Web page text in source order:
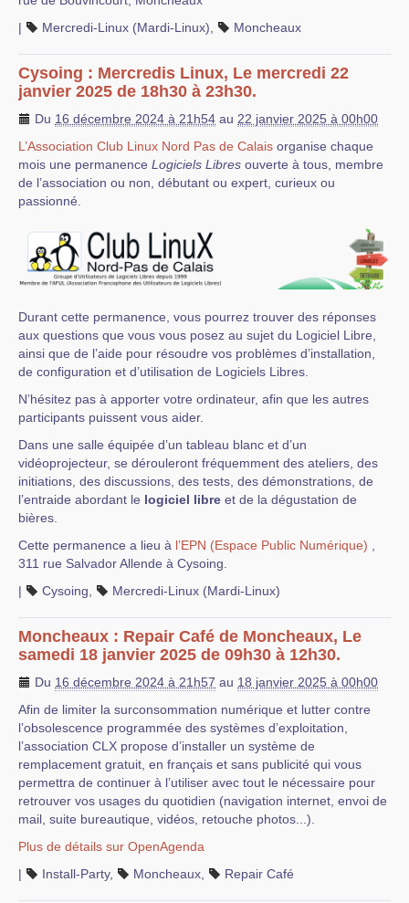
|
Mercredi-Linux (Mardi-Linux) Moncheaux
Cysoing : Mercredis Linux, Le mercredi 22
janvier 2025 de 18h30 à 23h30.
Du 16 décembre 2024 à 21h54 au 22 janvier 2025 à 00h00
L’Association Club Linux Nord Pas de Calais organise chaque
mois une permanence Logiciels Libres ouverte à tous, membre
de l’association ou non, débutant ou expert, curieux ou
passionné.
Durant cette permanence, vous pourrez trouver des réponses
aux questions que vous vous posez au sujet du Logiciel Libre,
ainsi que de l’aide pour résoudre vos problèmes d’installation,
de configuration et d’utilisation de Logiciels Libres.
N’hésitez pas à apporter votre ordinateur, afin que les autres
participants puissent vous aider.
Dans une salle équipée d’un tableau blanc et d’un
vidéoprojecteur, se dérouleront fréquemment des ateliers, des
initiations, des discussions, des tests, des démonstrations, de
l’entraide abordant le logiciel libre et de la dégustation de
bières.
Cette permanence a lieu à l’EPN (Espace Public Numérique)
311 rue Salvador Allende à Cysoing.
|
Cysoing Mercredi-Linux (Mardi-Linux)
Moncheaux : Repair Café de Moncheaux, Le
samedi 18 janvier 2025 de 09h30 à 12h30.
Du 16 décembre 2024 à 21h57 au 18 janvier 2025 à 00h00
Afin de limiter la surconsommation numérique et lutter contre
l’obsolescence programmée des systèmes d’exploitation,
l’association CLX propose d’installer un système de
remplacement gratuit, en français et sans publicité qui vous
permettra de continuer à l’utiliser avec tout le nécessaire pour
retrouver vos usages du quotidien (navigation internet, envoi de
mail, suite bureautique, vidéos, retouche photos...).
Plus de détails sur OpenAgenda
|
Install-Party, Moncheaux Repair Café